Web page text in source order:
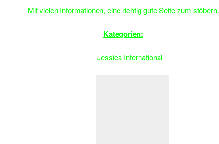
Mit vielen Informationen, eine richtig gute Seite zum stöbern.
Kategorien:
Jessica International